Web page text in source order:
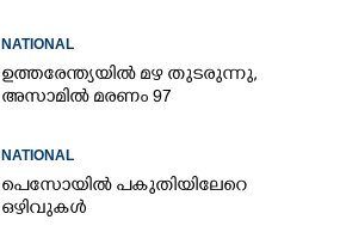
NATIONAL
ഉത്തരേന്ത്യയിൽ മഴ തുടരുന്നു,​
അസാമിൽ മരണം 97
NATIONAL
പെസോയിൽ പകുതിയിലേറെ
ഒഴിവുകൾ